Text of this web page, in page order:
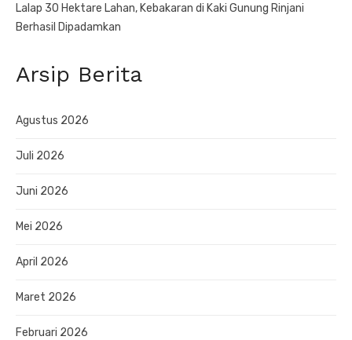
Lalap 30 Hektare Lahan, Kebakaran di Kaki Gunung Rinjani
Berhasil Dipadamkan
Arsip Berita
Agustus 2026
Juli 2026
Juni 2026
Mei 2026
April 2026
Maret 2026
Februari 2026